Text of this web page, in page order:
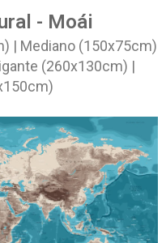
- Moái
| Mediano (150x75cm)
(260x130cm) |